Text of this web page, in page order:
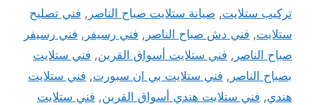
تركيب ستلايت, صيانة ستلايت صباح الناصر , فني تصليح
ستلايت, فني دش صباح الناصر , فني رسيفر , فني رسيفر
صباح الناصر , فني ستلايت أسواق القرين, فني ستلايت
بصباح الناصر , فني ستلايت بي ان سبورت, فني ستلايت
هندي, فني ستلايت هندي أسواق القرين, فني ستلايت